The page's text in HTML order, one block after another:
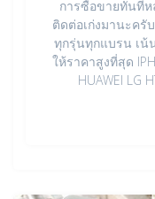
การซื้อขายทันทีห
ติดต่อเก่งมานะครั
ทุกรุ่นทุกแบรน เน้
ให้ราคาสูงที่สุด
HUAWEI LG